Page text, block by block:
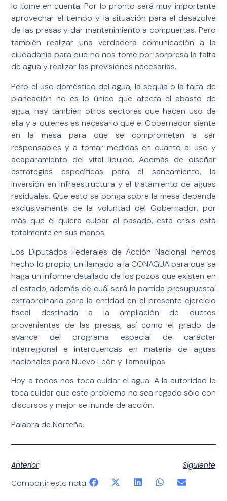
lo tome en cuenta. Por lo pronto será muy importante
aprovechar el tiempo y la situación para el desazolve
de las presas y dar mantenimiento a compuertas. Pero
también realizar una verdadera comunicación a la
ciudadanía para que no nos tome por sorpresa la falta
de agua y realizar las previsiones necesarias.
Pero el uso doméstico del agua, la sequía o la falta de
planeación no es lo único que afecta el abasto de
agua, hay también otros sectores que hacen uso de
ella y a quienes es necesario que el Gobernador siente
en la mesa para que se comprometan a ser
responsables y a tomar medidas en cuanto al uso y
acaparamiento del vital líquido. Además de diseñar
estrategias específicas para el saneamiento, la
inversión en infraestructura y el tratamiento de aguas
residuales. Que esto se ponga sobre la mesa depende
exclusivamente de la voluntad del Gobernador, por
más que él quiera culpar al pasado, esta crisis está
totalmente en sus manos.
Los Diputados Federales de Acción Nacional hemos
hecho lo propio; un llamado a la CONAGUA para que se
haga un informe detallado de los pozos que existen en
el estado, además de cuál será la partida presupuestal
extraordinaria para la entidad en el presente ejercicio
fiscal destinada a la ampliación de ductos
provenientes de las presas, así como el grado de
avance del programa especial de carácter
interregional e intercuencas en materia de aguas
nacionales para Nuevo León y Tamaulipas.
Hoy a todos nos toca cuidar el agua. A la autoridad le
toca cuidar que este problema no sea regado sólo con
discursos y mejor se inunde de acción.
Palabra de Norteña.
Anterior
Siguiente
Compartir esta nota: